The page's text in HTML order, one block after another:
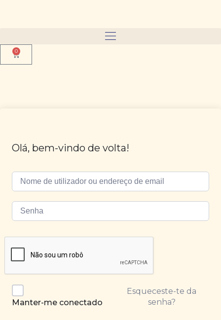
0
Olá, bem-vindo de volta!
Manter-me conectado
Esqueceste-te da
senha?